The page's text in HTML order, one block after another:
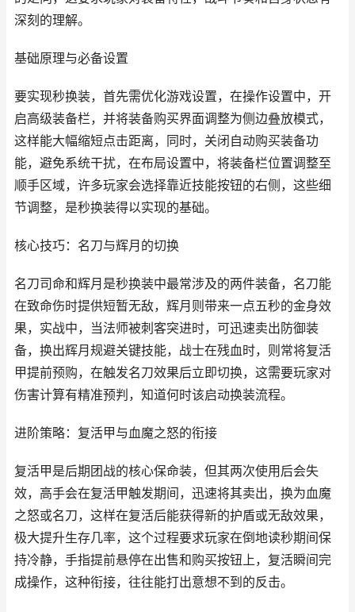
深刻的理解。
基础原理与必备设置
要实现秒换装，首先需优化游戏设置，在操作设置中，开
启高级装备栏，并将装备购买界面调整为侧边叠放模式，
这样能大幅缩短点击距离，同时，关闭自动购买装备功
能，避免系统干扰，在布局设置中，将装备栏位置调整至
顺手区域，许多玩家会选择靠近技能按钮的右侧，这些细
节调整，是秒换装得以实现的基础。
核心技巧：名刀与辉月的切换
名刀司命和辉月是秒换装中最常涉及的两件装备，名刀能
在致命伤时提供短暂无敌，辉月则带来一点五秒的金身效
果，实战中，当法师被刺客突进时，可迅速卖出防御装
备，换出辉月规避关键技能，战士在残血时，则常将复活
甲提前预购，在触发名刀效果后立即切换，这需要玩家对
伤害计算有精准预判，知道何时该启动换装流程。
进阶策略：复活甲与血魔之怒的衔接
复活甲是后期团战的核心保命装，但其两次使用后会失
效，高手会在复活甲触发期间，迅速将其卖出，换为血魔
之怒或名刀，这样在复活后能获得新的护盾或无敌效果，
极大提升生存几率，这个过程要求玩家在倒地读秒期间保
持冷静，手指提前悬停在出售和购买按钮上，复活瞬间完
成操作，这种衔接，往往能打出意想不到的反击。